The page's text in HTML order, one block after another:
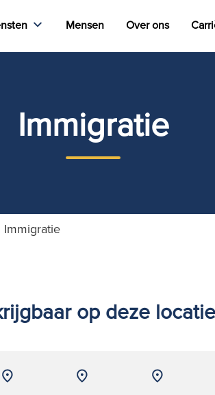
Mensen Over ons
Immigratie
Immigratie
op deze